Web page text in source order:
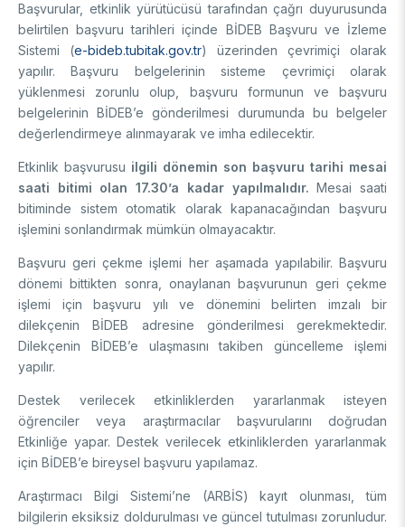
Başvurular, etkinlik yürütücüsü tarafından çağrı duyurusunda
belirtilen başvuru tarihleri içinde BİDEB Başvuru ve İzleme
Sistemi (e-bideb.tubitak.gov.tr) üzerinden çevrimiçi olarak
yapılır. Başvuru belgelerinin sisteme çevrimiçi olarak
yüklenmesi zorunlu olup, başvuru formunun ve başvuru
belgelerinin BİDEB’e gönderilmesi durumunda bu belgeler
değerlendirmeye alınmayarak ve imha edilecektir.
Etkinlik başvurusu ilgili dönemin son başvuru tarihi mesai
saati bitimi olan 17.30’a kadar yapılmalıdır. Mesai saati
bitiminde sistem otomatik olarak kapanacağından başvuru
işlemini sonlandırmak mümkün olmayacaktır.
Başvuru geri çekme işlemi her aşamada yapılabilir. Başvuru
dönemi bittikten sonra, onaylanan başvurunun geri çekme
işlemi için başvuru yılı ve dönemini belirten imzalı bir
dilekçenin BİDEB adresine gönderilmesi gerekmektedir.
Dilekçenin BİDEB’e ulaşmasını takiben güncelleme işlemi
yapılır.
Destek verilecek etkinliklerden yararlanmak isteyen
öğrenciler veya araştırmacılar başvurularını doğrudan
Etkinliğe yapar. Destek verilecek etkinliklerden yararlanmak
için BİDEB’e bireysel başvuru yapılamaz.
Araştırmacı Bilgi Sistemi’ne (ARBİS) kayıt olunması, tüm
bilgilerin eksiksiz doldurulması ve güncel tutulması zorunludur.